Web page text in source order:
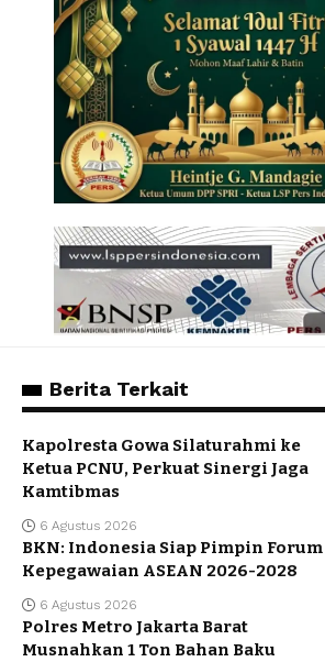
Berita Terkait
Kapolresta Gowa Silaturahmi ke
Ketua PCNU, Perkuat Sinergi Jaga
Kamtibmas
6 Agustus 2026
BKN: Indonesia Siap Pimpin Forum
Kepegawaian ASEAN 2026-2028
6 Agustus 2026
Polres Metro Jakarta Barat
Musnahkan 1 Ton Bahan Baku